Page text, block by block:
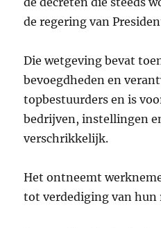
de regering van
Die wetgeving bevat
bevoegdheden en
topbestuurders en is
bedrijven, instellingen
verschrikkelijk.
Het ontneemt
tot verdediging van hun